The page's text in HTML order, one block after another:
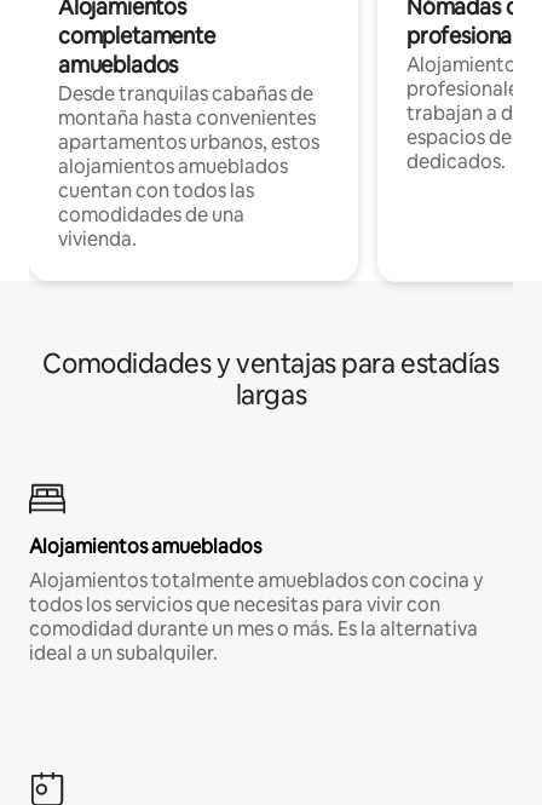
Alojamientos
completamente
amueblados
Desde tranquilas cabañas de
montaña hasta convenientes
apartamentos urbanos, estos
alojamientos amueblados
cuentan con todos las
comodidades de una
vivienda.
Nómadas
Alojamientos
profesionales
trabajan a
espacios de
dedicados.
Comodidades y ventajas para estadías
largas
Alojamientos amueblados
Alojamientos totalmente amueblados con cocina y
todos los servicios que necesitas para vivir con
comodidad durante un mes o más. Es la alternativa
ideal a un subalquiler.